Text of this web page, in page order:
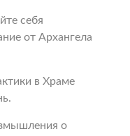
себя
от Архангела
в Храме
о